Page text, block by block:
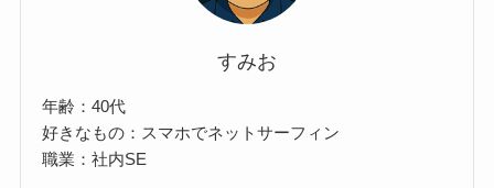
すみお
年齢：40代
好きなもの：スマホでネットサーフィン
職業：社内SE